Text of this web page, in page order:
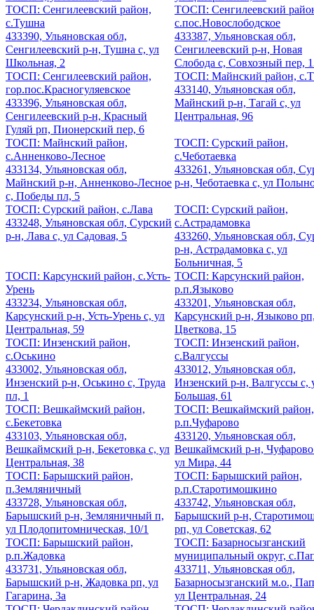
ТОСП: Сенгилеевский район,
с.Тушна
433390, Ульяновская обл,
Сенгилеевский р-н, Тушна с, ул
Школьная, 2
ТОСП: Сенгилеевский
с.пос.Новослободское
433387, Ульяновская обл,
Сенгилеевский р-н, Новая
Слобода с, Совхозный пер,
ТОСП: Сенгилеевский район,
гор.пос.Красногуляевское
433396, Ульяновская обл,
Сенгилеевский р-н, Красный
Гуляй рп, Пионерский пер, 6
ТОСП: Майнский район,
433140, Ульяновская обл,
Майнский р-н, Тагай с, ул
Центральная, 96
ТОСП: Майнский район,
с.Анненково-Лесное
433134, Ульяновская обл,
Майнский р-н, Анненково-Лесное
с, Победы пл, 5
ТОСП: Сурский район,
с.Чеботаевка
433261, Ульяновская обл,
р-н, Чеботаевка с, ул
ТОСП: Сурский район, с.Лава
433248, Ульяновская обл, Сурский
р-н, Лава с, ул Садовая, 5
ТОСП: Сурский район,
с.Астрадамовка
433260, Ульяновская обл,
р-н, Астрадамовка с, ул
Больничная, 5
ТОСП: Карсунский район, с.Усть-
Урень
433234, Ульяновская обл,
Карсунский р-н, Усть-Урень с, ул
Центральная, 59
ТОСП: Карсунский район,
р.п.Языково
433201, Ульяновская обл,
Карсунский р-н, Языково
Цветкова, 15
ТОСП: Инзенский район,
с.Оськино
433002, Ульяновская обл,
Инзенский р-н, Оськино с, Труда
пл, 1
ТОСП: Инзенский район,
с.Валгуссы
433012, Ульяновская обл,
Инзенский р-н, Валгуссы с,
Большая, 61
ТОСП: Вешкаймский район,
с.Бекетовка
433103, Ульяновская обл,
Вешкаймский р-н, Бекетовка с, ул
Центральная, 38
ТОСП: Вешкаймский район,
р.п.Чуфарово
433120, Ульяновская обл,
Вешкаймский р-н,
ул Мира, 44
ТОСП: Барышский район,
п.Земляничный
433728, Ульяновская обл,
Барышский р-н, Земляничный п,
ул Плодопитомническая, 10/1
ТОСП: Барышский район,
р.п.Старотимошкино
433742, Ульяновская обл,
Барышский р-н,
рп, ул Советская, 62
ТОСП: Барышский район,
р.п.Жадовка
433731, Ульяновская обл,
Барышский р-н, Жадовка рп, ул
Гагарина, 3а
ТОСП: Базарносызганский
муниципальный округ,
433711, Ульяновская обл,
Базарносызганский м.о.,
ул Центральная, 24